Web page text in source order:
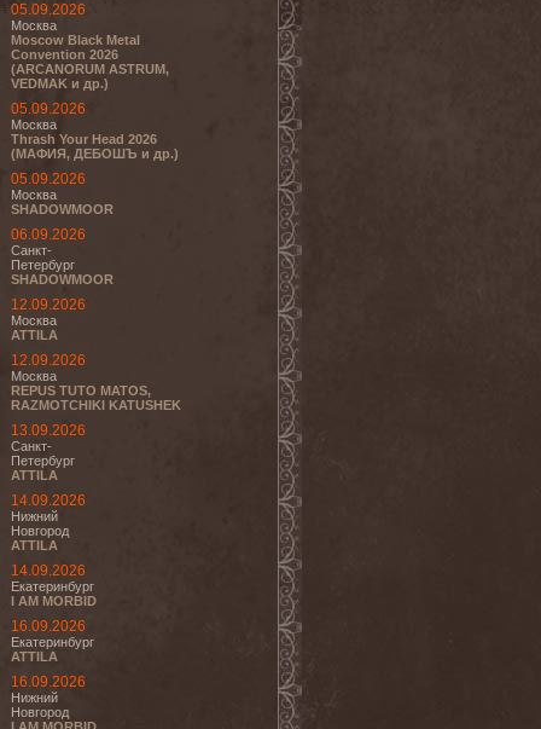
05.09.2026
Москва
Moscow Black Metal
Convention 2026
(ARCANORUM ASTRUM,
VEDMAK и др.)
05.09.2026
Москва
Thrash Your Head 2026
(МАФИЯ, ДЕБОШЪ и др.)
05.09.2026
Москва
SHADOWMOOR
06.09.2026
Санкт-
Петербург
SHADOWMOOR
12.09.2026
Москва
ATTILA
12.09.2026
Москва
REPUS TUTO MATOS,
RAZMOTCHIKI KATUSHEK
13.09.2026
Санкт-
Петербург
ATTILA
14.09.2026
Нижний
Новгород
ATTILA
14.09.2026
Екатеринбург
I AM MORBID
16.09.2026
Екатеринбург
ATTILA
16.09.2026
Нижний
Новгород